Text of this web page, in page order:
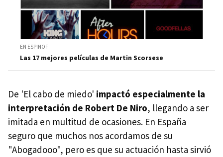
EN ESPINOF
Las 17 mejores películas de Martin Scorsese
De 'El cabo de miedo' impactó especialmente la
interpretación de Robert De Niro, llegando a ser
imitada en multitud de ocasiones. En España
seguro que muchos nos acordamos de su
"Abogadooo", pero es que su actuación hasta sirvió